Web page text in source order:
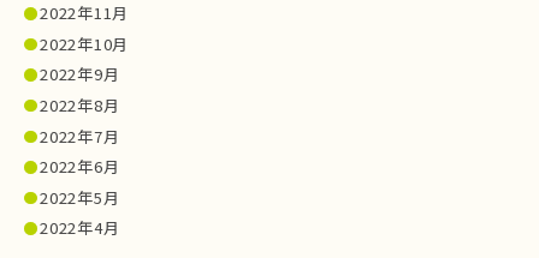
2022年11月
2022年10月
2022年9月
2022年8月
2022年7月
2022年6月
2022年5月
2022年4月